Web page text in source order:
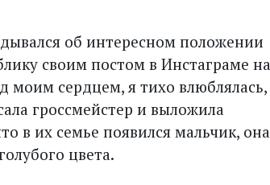
об интересном положении
своим постом в Инстаграме на
моим сердцем, я тихо влюблялась,
гроссмейстер и выложила
в их семье появился мальчик,
цвета.